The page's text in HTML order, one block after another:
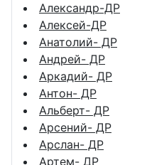
Александр-ДР
Алексей-ДР
Анатолий- ДР
Андрей- ДР
Аркадий- ДР
Антон- ДР
Альберт- ДР
Арсений- ДР
Арслан- ДР
Артем- ДР